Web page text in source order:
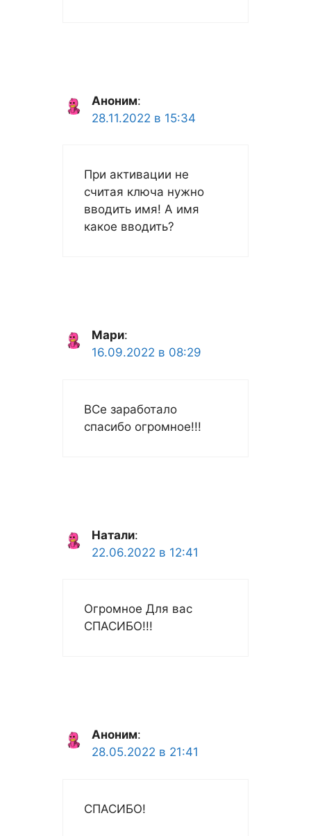
Аноним:
28.11.2022 в 15:34
При активации не
считая ключа нужно
вводить имя! А имя
какое вводить?
Мари:
16.09.2022 в 08:29
ВСе заработало
спасибо огромное!!!
Натали:
22.06.2022 в 12:41
Огромное Для вас
СПАСИБО!!!
Аноним:
28.05.2022 в 21:41
СПАСИБО!